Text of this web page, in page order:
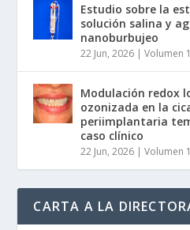
Estudio sobre la
solución salina y
nanoburbujeo
22 Jun, 2026 |Volumen
Modulación redox
ozonizada en la
periimplantaria
caso clínico
22 Jun, 2026 |Volumen
CARTA A LA